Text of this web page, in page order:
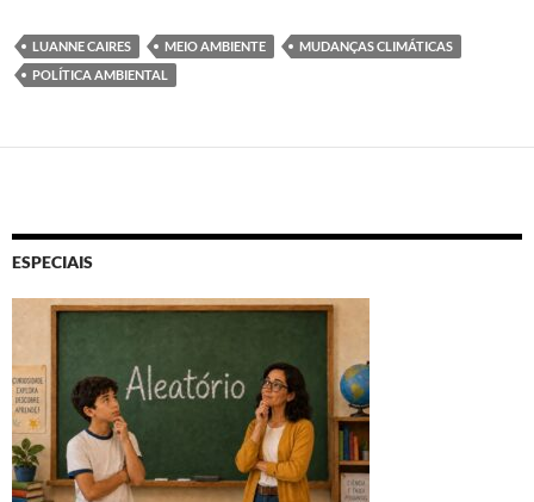
LUANNE CAIRES MEIO AMBIENTE
MUDANÇAS CLIMÁTICAS
POLÍTICA AMBIENTAL
ESPECIAIS